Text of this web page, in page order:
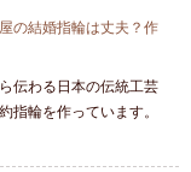
の結婚指輪は丈夫？作
伝わる日本の伝統工芸
指輪を作っています。